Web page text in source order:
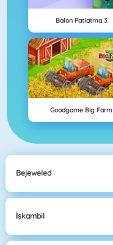
Balon Patlatma 3
Goodgame Big Farm
Bejeweled
İskambil